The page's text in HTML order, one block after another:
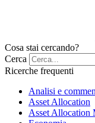
Cosa stai cercando?
Cerca
Ricerche frequenti
Analisi e
Asset Allocation
Asset Allocation